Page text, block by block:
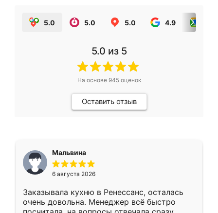
5.0 5.0 5.0 4.9
5.0 из 5
На основе 945оценок
Оставить отзыв
Мальвина
6 августа 2026
Заказывала кухню в Ренессанс, осталась
очень довольна. Менеджер всё быстро